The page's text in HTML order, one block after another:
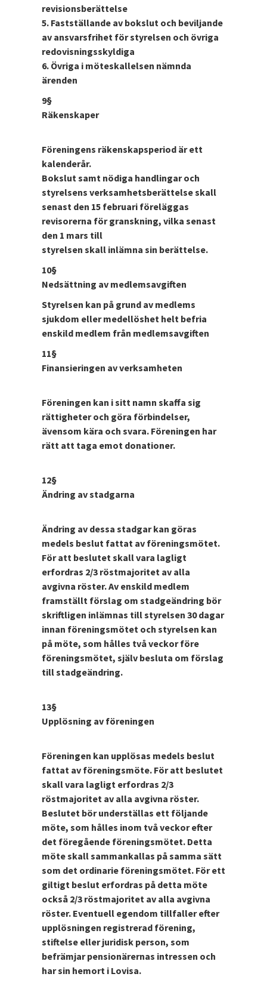
revisionsberättelse
5. Fastställande av bokslut och beviljande
av ansvarsfrihet för styrelsen och övriga
redovisningsskyldiga
6. Övriga i möteskallelsen nämnda
ärenden
9§
Räkenskaper
Föreningens räkenskapsperiod är ett
kalenderår.
Bokslut samt nödiga handlingar och
styrelsens verksamhetsberättelse skall
senast den 15 februari föreläggas
revisorerna för granskning, vilka senast
den 1 mars till
styrelsen skall inlämna sin berättelse.
10§
Nedsättning av medlemsavgiften
Styrelsen kan på grund av medlems
sjukdom eller medellöshet helt befria
enskild medlem från medlemsavgiften
11§
Finansieringen av verksamheten
Föreningen kan i sitt namn skaffa sig
rättigheter och göra förbindelser,
ävensom kära och svara. Föreningen har
rätt att taga emot donationer.
12§
Ändring av stadgarna
Ändring av dessa stadgar kan göras
medels beslut fattat av föreningsmötet.
För att beslutet skall vara lagligt
erfordras 2/3 röstmajoritet av alla
avgivna röster. Av enskild medlem
framställt förslag om stadgeändring bör
skriftligen inlämnas till styrelsen 30 dagar
innan föreningsmötet och styrelsen kan
på möte, som hålles två veckor före
föreningsmötet, själv besluta om förslag
till stadgeändring.
13§
Upplösning av föreningen
Föreningen kan upplösas medels beslut
fattat av föreningsmöte. För att beslutet
skall vara lagligt erfordras 2/3
röstmajoritet av alla avgivna röster.
Beslutet bör underställas ett följande
möte, som hålles inom två veckor efter
det föregående föreningsmötet. Detta
möte skall sammankallas på samma sätt
som det ordinarie föreningsmötet. För ett
giltigt beslut erfordras på detta möte
också 2/3 röstmajoritet av alla avgivna
röster. Eventuell egendom tillfaller efter
upplösningen registrerad förening,
stiftelse eller juridisk person, som
befrämjar pensionärernas intressen och
har sin hemort i Lovisa.